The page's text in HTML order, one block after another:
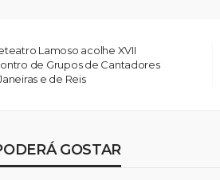
Lamoso acolhe XVII
de Grupos de Cantadores
e de Reis
GOSTAR